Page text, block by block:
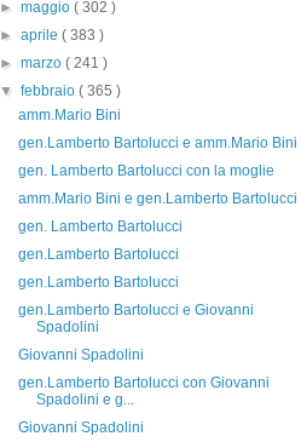
►maggio( 302 )
►aprile( 383 )
►marzo( 241 )
▼febbraio( 365 )
amm.Mario Bini
gen.Lamberto Bartolucci e amm.Mario Bini
gen. Lamberto Bartolucci con la moglie
amm.Mario Bini e gen.Lamberto Bartolucci
gen. Lamberto Bartolucci
gen.Lamberto Bartolucci
gen.Lamberto Bartolucci
gen.Lamberto Bartolucci e Giovanni
Spadolini
Giovanni Spadolini
gen.Lamberto Bartolucci con Giovanni
Spadolini e g...
Giovanni Spadolini